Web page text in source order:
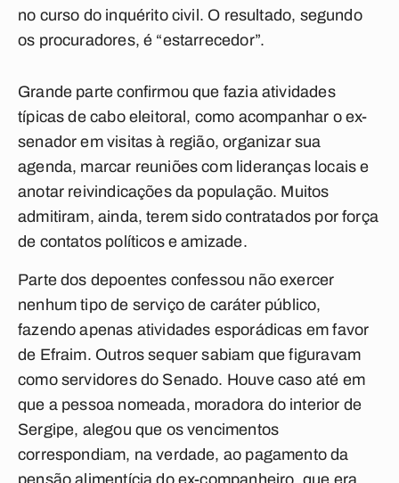
no curso do inquérito civil. O resultado, segundo
os procuradores, é “estarrecedor”.
Grande parte confirmou que fazia atividades
típicas de cabo eleitoral, como acompanhar o ex-
senador em visitas à região, organizar sua
agenda, marcar reuniões com lideranças locais e
anotar reivindicações da população. Muitos
admitiram, ainda, terem sido contratados por força
de contatos políticos e amizade.
Parte dos depoentes confessou não exercer
nenhum tipo de serviço de caráter público,
fazendo apenas atividades esporádicas em favor
de Efraim. Outros sequer sabiam que figuravam
como servidores do Senado. Houve caso até em
que a pessoa nomeada, moradora do interior de
Sergipe, alegou que os vencimentos
correspondiam, na verdade, ao pagamento da
pensão alimentícia do ex-companheiro, que era